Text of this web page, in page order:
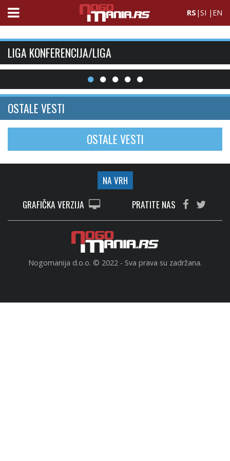
RS |SI | EN
LIGA KONFERENCIJA/LIGA
OSTALE VESTI
OSTALE VESTI
NA VRH
GRAFIČKA VERZIJA
PRATITE NAS
Nogomanija d.o.o. © 2022 - Sva prava su zadržana.